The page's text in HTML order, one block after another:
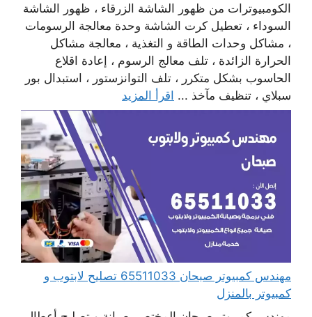
الكومبيوترات من ظهور الشاشة الزرقاء ، ظهور الشاشة
السوداء ، تعطيل كرت الشاشة وحدة معالجة الرسومات
، مشاكل وحدات الطاقة و التغذية ، معالجة مشاكل
الحرارة الزائدة ، تلف معالج الرسوم ، إعادة اقلاع
الحاسوب بشكل متكرر ، تلف التوانزستور ، استبدال بور
سبلاي ، تنظيف مآخذ ... اقرأ المزيد
مهندس كمبيوتر صبحان 65511033 تصليح لابتوب و
كمبيوتر بالمنزل